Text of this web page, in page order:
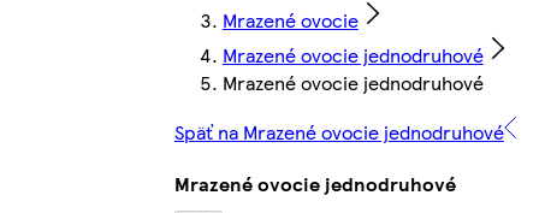
Mrazené ovocie
Mrazené ovocie jednodruhové
Mrazené ovocie jednodruhové
Späť na Mrazené ovocie jednodruhové
Mrazené ovocie jednodruhové